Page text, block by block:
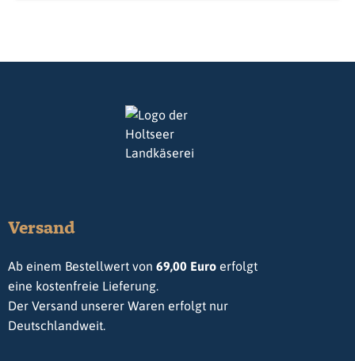
Versand
Ab einem Bestellwert von 69,00 Euro erfolgt
eine kostenfreie Lieferung.
Der Versand unserer Waren erfolgt nur
Deutschlandweit.